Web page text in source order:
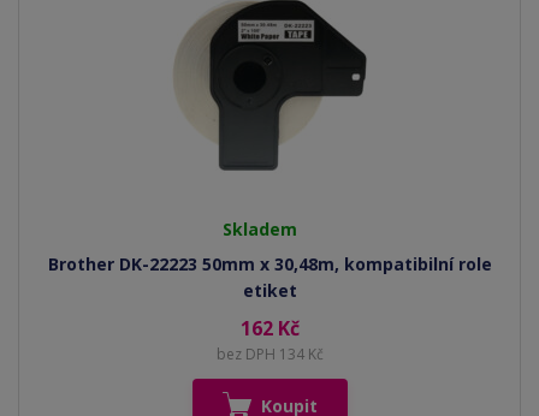
Skladem
Brother DK-22223 50mm x 30,48m, kompatibilní role
etiket
162 Kč
bez DPH 134 Kč
Koupit